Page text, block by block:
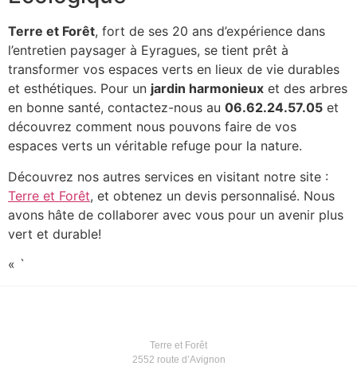
Terre et Forêt, fort de ses 20 ans d’expérience dans
l’entretien paysager à Eyragues, se tient prêt à
transformer vos espaces verts en lieux de vie durables
et esthétiques. Pour un jardin harmonieux et des arbres
en bonne santé, contactez-nous au 06.62.24.57.05 et
découvrez comment nous pouvons faire de vos
espaces verts un véritable refuge pour la nature.
Découvrez nos autres services en visitant notre site :
Terre et Forêt, et obtenez un devis personnalisé. Nous
avons hâte de collaborer avec vous pour un avenir plus
vert et durable!
« `
Terre et Forêt
2552 route d’Avignon